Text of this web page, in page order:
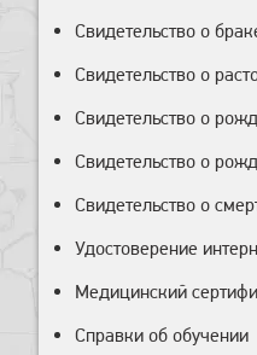
Свидетельство о
Свидетельство о
Свидетельство о
Свидетельство о
Свидетельство о
Удостоверение
Медицинский
Справки об обучении